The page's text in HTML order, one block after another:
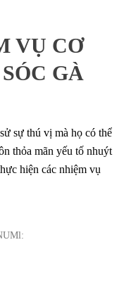
VỤ CƠ
GÀ
sự thú vị mà họ có thể
thỏa mãn yếu tố nhuýt
hiện các nhiệm vụ